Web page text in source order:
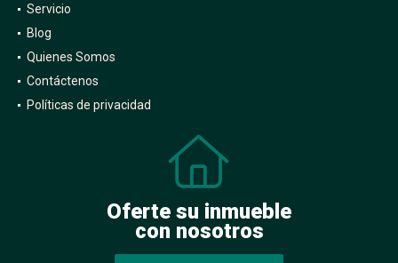
Servicio
Blog
Quienes Somos
Contáctenos
Políticas de privacidad
Oferte su inmueble
con nosotros